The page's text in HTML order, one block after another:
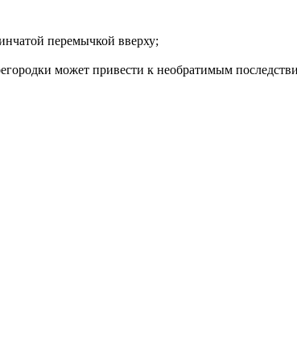
перемычкой вверху;
может привести к необратимым